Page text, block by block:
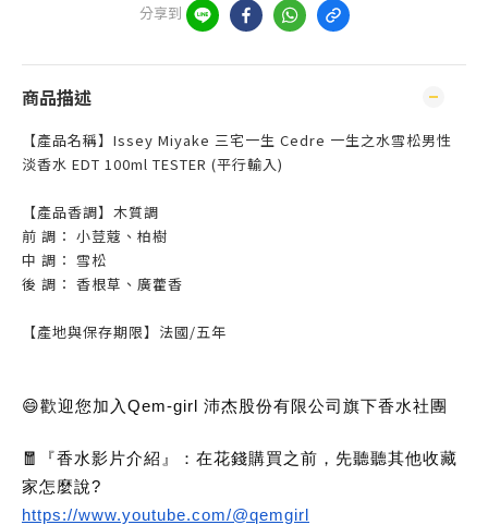
分享到
商品描述
【產品名稱】Issey Miyake 三宅一生 Cedre 一生之水雪松男性
淡香水 EDT 100ml TESTER (平行輸入)
【產品香調】木質調
前 調： 小荳蔻、柏樹
中 調： 雪松
後 調： 香根草、廣藿香
【產地與保存期限】法國/五年
😄歡迎您加入Qem-girl 沛杰股份有限公司旗下香水社團
🧧『香水影片介紹』：在花錢購買之前，先聽聽其他收藏
家怎麼說?
https://www.youtube.com/@qemgirl